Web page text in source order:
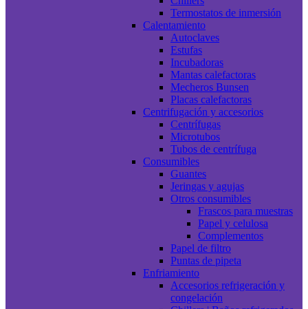
Termostatos de inmersión
Calentamiento
Autoclaves
Estufas
Incubadoras
Mantas calefactoras
Mecheros Bunsen
Placas calefactoras
Centrifugación y accesorios
Centrífugas
Microtubos
Tubos de centrífuga
Consumibles
Guantes
Jeringas y agujas
Otros consumibles
Frascos para muestras
Papel y celulosa
Complementos
Papel de filtro
Puntas de pipeta
Enfriamiento
Accesorios refrigeración y
congelación